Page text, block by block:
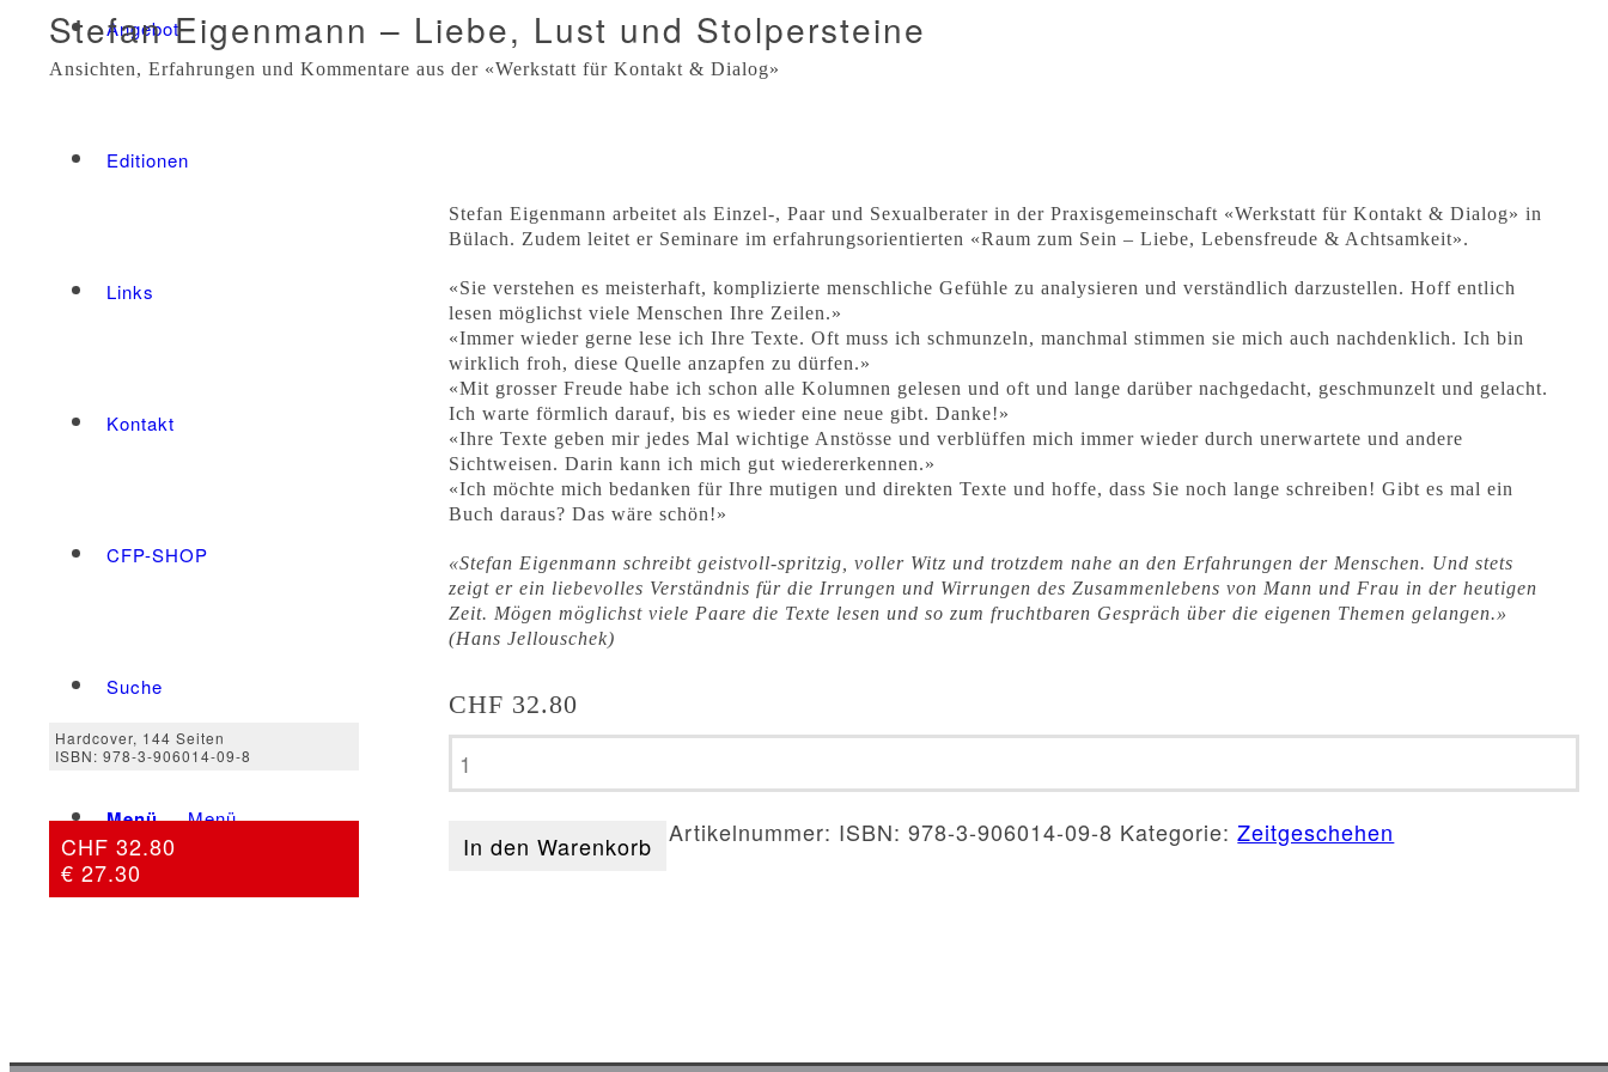
Angebot
Editionen
Links
Kontakt
CFP-SHOP
Suche
Menü Menü
Stefan Eigenmann – Liebe, Lust und Stolpersteine
Ansichten, Erfahrungen und Kommentare aus der «Werkstatt für Kontakt & Dialog»
Hardcover, 144 Seiten
ISBN: 978-3-906014-09-8
CHF 32.80
€ 27.30
Stefan Eigenmann arbeitet als Einzel-, Paar und Sexualberater in der Praxisgemeinschaft «Werkstatt für Kontakt & Dialog» in
Bülach. Zudem leitet er Seminare im erfahrungsorientierten «Raum zum Sein – Liebe, Lebensfreude & Achtsamkeit».
«Sie verstehen es meisterhaft, komplizierte menschliche Gefühle zu analysieren und verständlich darzustellen. Hoff entlich
lesen möglichst viele Menschen Ihre Zeilen.»
«Immer wieder gerne lese ich Ihre Texte. Oft muss ich schmunzeln, manchmal stimmen sie mich auch nachdenklich. Ich bin
wirklich froh, diese Quelle anzapfen zu dürfen.»
«Mit grosser Freude habe ich schon alle Kolumnen gelesen und oft und lange darüber nachgedacht, geschmunzelt und gelacht.
Ich warte förmlich darauf, bis es wieder eine neue gibt. Danke!»
«Ihre Texte geben mir jedes Mal wichtige Anstösse und verblüffen mich immer wieder durch unerwartete und andere
Sichtweisen. Darin kann ich mich gut wiedererkennen.»
«Ich möchte mich bedanken für Ihre mutigen und direkten Texte und hoffe, dass Sie noch lange schreiben! Gibt es mal ein
Buch daraus? Das wäre schön!»
«Stefan Eigenmann schreibt geistvoll-spritzig, voller Witz und trotzdem nahe an den Erfahrungen der Menschen. Und stets
zeigt er ein liebevolles Verständnis für die Irrungen und Wirrungen des Zusammenlebens von Mann und Frau in der heutigen
Zeit. Mögen möglichst viele Paare die Texte lesen und so zum fruchtbaren Gespräch über die eigenen Themen gelangen.»
(Hans Jellouschek)
CHF 32.80
Stefan
Eigenmann
Liebe,
In den Warenkorb Artikelnummer: ISBN: 978-3-906014-09-8 Kategorie:Zeitgeschehen